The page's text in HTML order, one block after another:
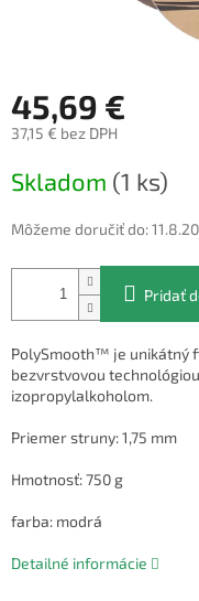
45,69 €
37,15 € bez DPH
cena:
Skladom (1 ks)
Môžeme doručiť do:
Pridať
PolySmooth™ je unikátný
bezvrstvovou
izopropylalkoholom.
Priemer struny: 1,75 mm
Hmotnosť: 750 g
farba: modrá
Detailné informácie